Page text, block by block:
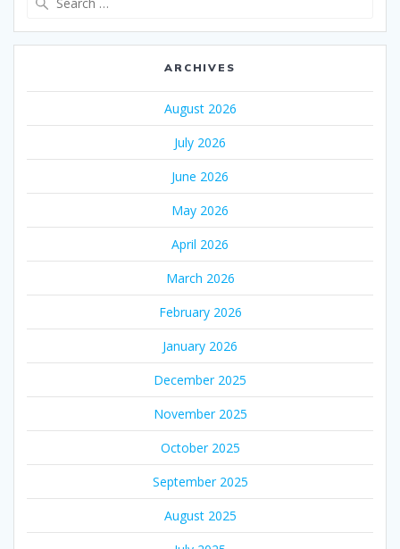
ARCHIVES
August 2026
July 2026
June 2026
May 2026
April 2026
March 2026
February 2026
January 2026
December 2025
November 2025
October 2025
September 2025
August 2025